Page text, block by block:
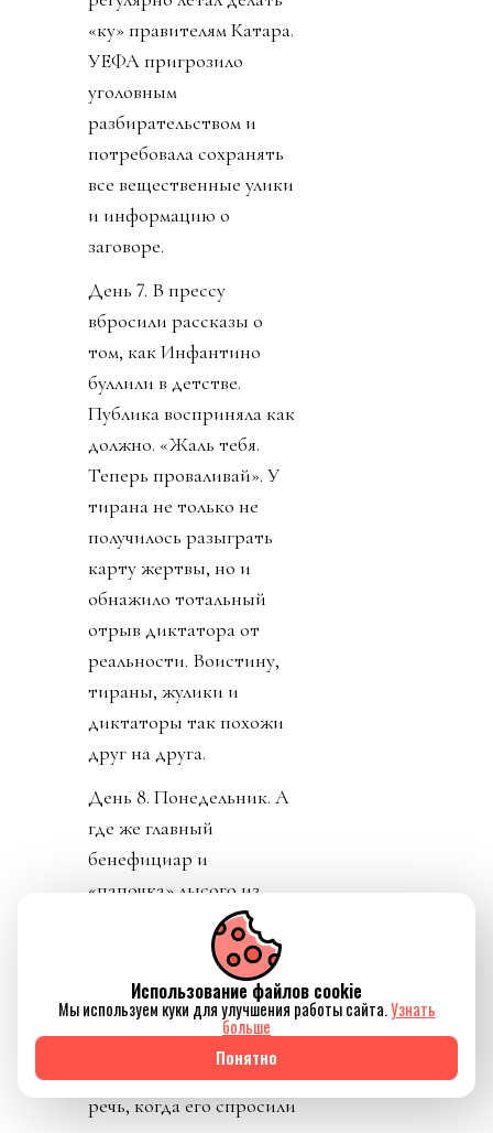
«ку» правителям Катара.
УЕФА пригрозило
уголовным
разбирательством и
потребовала сохранять
все вещественные улики
и информацию о
заговоре.
День 7. В прессу
вбросили рассказы о
том, как Инфантино
буллили в детстве.
Публика восприняла как
должно. «Жаль тебя.
Теперь проваливай». У
тирана не только не
получилось разыграть
карту жертвы, но и
обнажило тотальный
отрыв диктатора от
реальности. Воистину,
тираны, жулики и
диктаторы так похожи
друг на друга.
День 8. Понедельник. А
где же главный
бенефициар и
«папочка» лысого из
ФИФА? А он не
отвечает на звонки. А на
пресс-конференции
заседатель в белом доме
срочно перестал
понимать, о ком идет
речь, когда его спросили
Использование файлов cookie
Мы используем куки для улучшения работы сайта.Узнать
больше
Понятно